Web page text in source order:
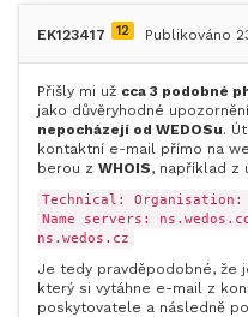
EK123417 12 Publikováno
Přišly mi už cca 3 podobné
jako důvěryhodné
nepocházejí od WEDOSu.
kontaktní e-mail přímo na
berou z WHOIS, například z
Technical: Organisation:
Name servers:
ns.wedos.cz
Je tedy pravděpodobné, že
který si vytáhne e-mail z
poskytovatele a následně